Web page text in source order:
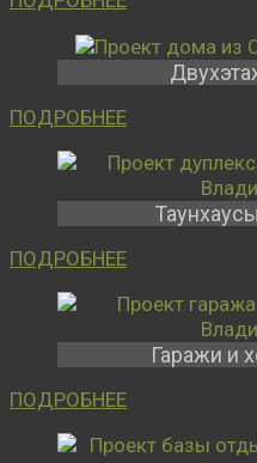
ПОДРОБНЕЕ
ПОДРОБНЕЕ
Гаражи и
ПОДРОБНЕЕ